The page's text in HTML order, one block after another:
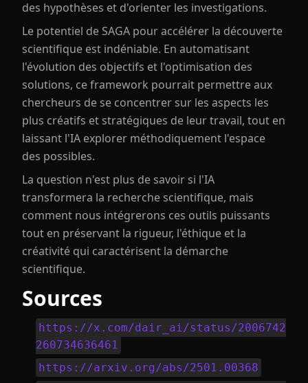
des hypothèses et d'orienter les investigations.
Le potentiel de SAGA pour accélérer la découverte
scientifique est indéniable. En automatisant
l'évolution des objectifs et l'optimisation des
solutions, ce framework pourrait permettre aux
chercheurs de se concentrer sur les aspects les
plus créatifs et stratégiques de leur travail, tout en
laissant l'IA explorer méthodiquement l'espace
des possibles.
La question n'est plus de savoir si l'IA
transformera la recherche scientifique, mais
comment nous intégrerons ces outils puissants
tout en préservant la rigueur, l'éthique et la
créativité qui caractérisent la démarche
scientifique.
Sources
https://x.com/dair_ai/status/2006742
260734636461
https://arxiv.org/abs/2501.00368